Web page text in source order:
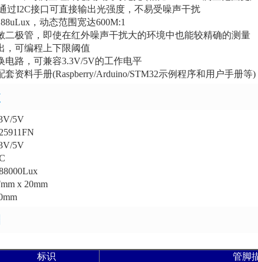
过I2C接口可直接输出光强度，不易受噪声干扰
，动态范围宽达600M:1
二极管，即使在红外噪声干扰大的环境中也能较精确的测量
，可编程上下限阈值
电路，可兼容3.3V/5V的工作电平
套资料手册(Raspberry/Arduino/STM32示例程序和用户手册等)
5V
5V
x 20mm
标识
管脚